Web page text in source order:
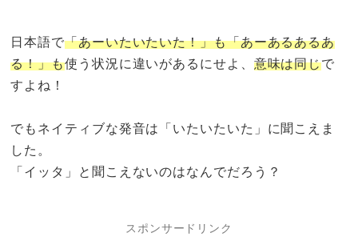
日本語で「あーいたいたいた！」も「あーあるあるあ
る！」も使う状況に違いがあるにせよ、 意味は同じで
すよね！
でもネイティブな発音は「いたいたいた」に聞こえま
した。
「イッタ」と聞こえないのはなんでだろう？
スポンサードリンク